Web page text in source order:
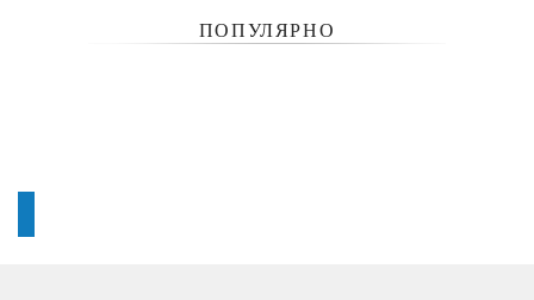
ПОПУЛЯРНО